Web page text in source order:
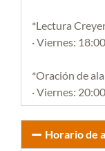
*Lectura
· Viernes:
*Oración de
· Viernes:
Horario de